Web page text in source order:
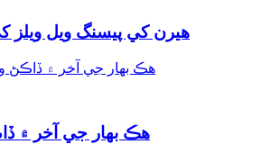
هيرن کي پيسنگ ويل ويلز
هڪ بهار جي آخر ۾